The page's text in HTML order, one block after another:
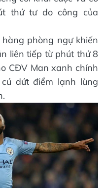
thứ tư do công của
phòng ngự khiến
liên tiếp từ phút thứ 8
CĐV Man xanh chính
dứt điểm lạnh lùng